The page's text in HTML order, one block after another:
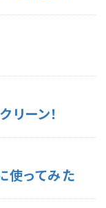
リーン！
使ってみた